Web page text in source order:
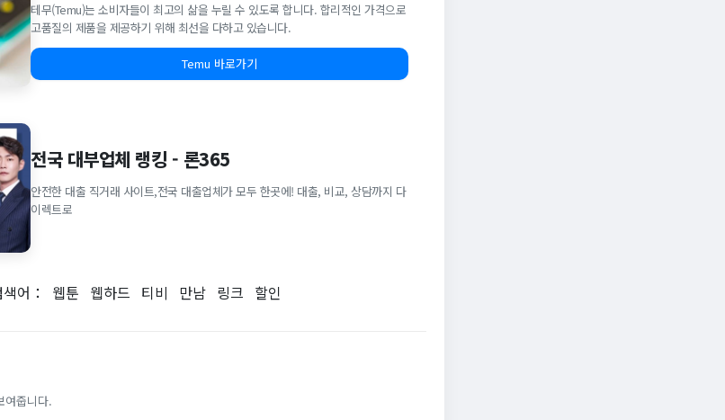
테무(Temu)는 소비자들이 최고의 삶을 누릴 수 있도록 합니다. 합리적인 가격으로
고품질의 제품을 제공하기 위해 최선을 다하고 있습니다.
Temu 바로가기
전국 대부업체 랭킹 - 론365
안전한 대출 직거래 사이트,전국 대출업체가 모두 한곳에! 대출, 비교, 상담까지 다
이렉트로
어： 웹툰 웹하드 티비 만남 링크 할인
여줍니다.